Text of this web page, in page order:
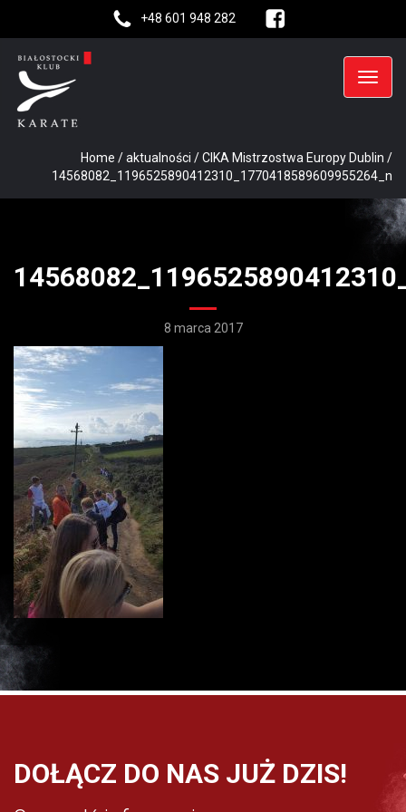
+48 601 948 282
Home /aktualności /CIKA Mistrzostwa Europy Dublin /
14568082_1196525890412310_1770418589609955264_n
8 marca 2017
DOŁĄCZ DO NAS JUŻ DZIS!